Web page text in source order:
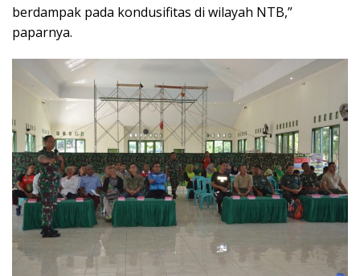
berdampak pada kondusifitas di wilayah NTB,”
paparnya.